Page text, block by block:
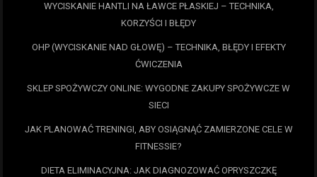
WYCISKANIE HANTLI NA ŁAWCE PŁASKIEJ – TECHNIKA,
KORZYŚCI I BŁĘDY
OHP (WYCISKANIE NAD GŁOWĘ) – TECHNIKA, BŁĘDY I EFEKTY
ĆWICZENIA
SKLEP SPOŻYWCZY ONLINE: WYGODNE ZAKUPY SPOŻYWCZE W
SIECI
JAK PLANOWAĆ TRENINGI, ABY OSIĄGNĄĆ ZAMIERZONE CELE W
FITNESSIE?
DIETA ELIMINACYJNA: JAK DIAGNOZOWAĆ OPRYSZCZKĘ